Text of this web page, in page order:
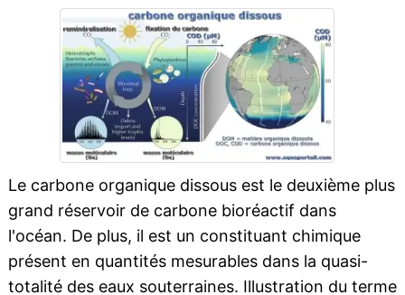
Le carbone organique dissous est le deuxième plus
grand réservoir de carbone bioréactif dans
l'océan. De plus, il est un constituant chimique
présent en quantités mesurables dans la quasi-
totalité des eaux souterraines. Illustration du terme